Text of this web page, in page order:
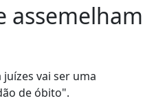
vai ser uma
de óbito".